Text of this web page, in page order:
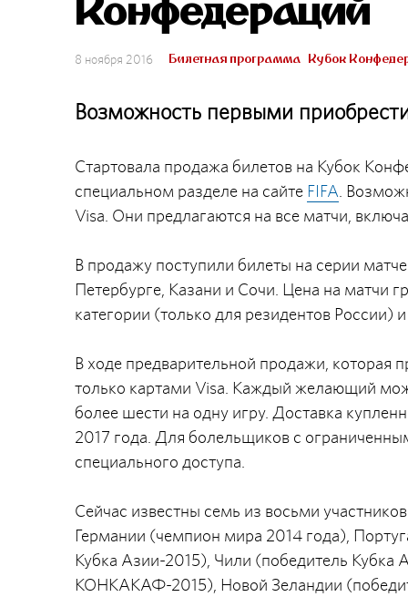
8 ноября 2016 Билетная программа Кубок
Возможность первыми
Стартовала продажа билетов на Кубок
специальном разделе на сайте FIFA.
Visa. Они предлагаются на все матчи,
В продажу поступили билеты на серии
Петербурге, Казани и Сочи. Цена на матчи
категории (только для резидентов
В ходе предварительной продажи, которая
только картами Visa. Каждый желающий
более шести на одну игру. Доставка
2017 года. Для болельщиков с
специального доступа.
Сейчас известны семь из восьми
Германии (чемпион мира 2014 года),
Кубка Азии-2015), Чили (победитель Кубка
КОНКАКАФ-2015), Новой Зеландии